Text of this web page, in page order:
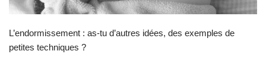
L’endormissement : as-tu d’autres idées, des exemples de
petites techniques ?